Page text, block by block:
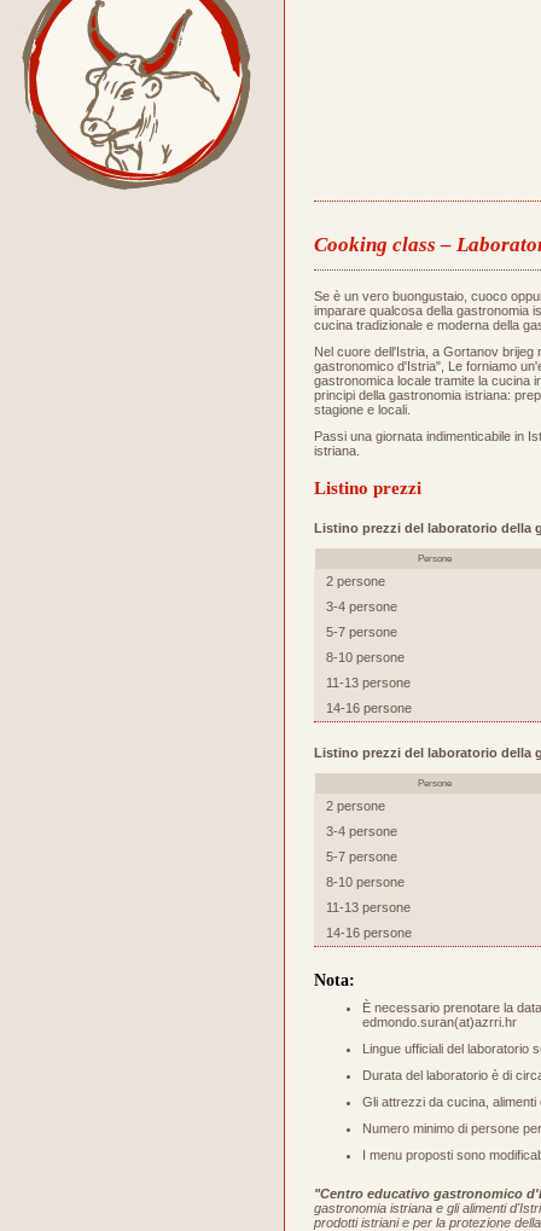
Cooking class –
Se è un vero buongustaio, cuoco
imparare qualcosa della gastronomia
cucina tradizionale e moderna della
Nel cuore dell'Istria, a Gortanov
gastronomico d'Istria", Le forniamo
gastronomica locale tramite la cucina
principi della gastronomia istriana:
stagione e locali.
Passi una giornata indimenticabile in
istriana.
Listino prezzi
Listino prezzi del laboratorio della
Persone
2 persone
3-4 persone
5-7 persone
8-10 persone
11-13 persone
14-16 persone
Listino prezzi del laboratorio della
Persone
2 persone
3-4 persone
5-7 persone
8-10 persone
11-13 persone
14-16 persone
Nota:
È necessario prenotare la
edmondo.suran(at)azrri.hr
Lingue ufficiali del laboratorio
Durata del laboratorio è di
Gli attrezzi da cucina,
Numero minimo di persone
I menu proposti sono
"Centro educativo gastronomico
gastronomia istriana e gli alimenti
prodotti istriani e per la protezione